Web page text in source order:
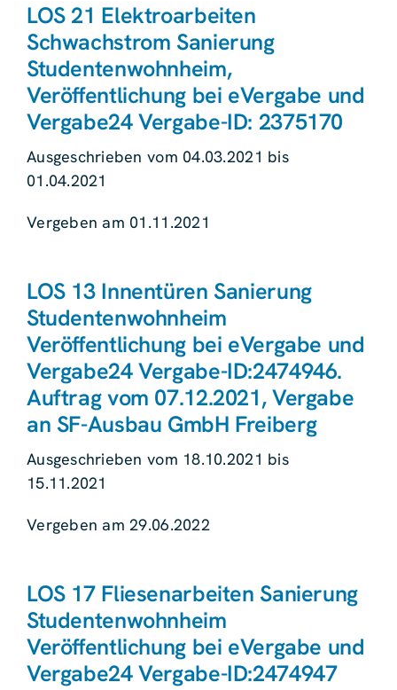
LOS 21 Elektroarbeiten
Schwachstrom Sanierung
Studentenwohnheim,
Veröffentlichung bei eVergabe und
Vergabe24 Vergabe-ID: 2375170
Ausgeschrieben vom 04.03.2021 bis
01.04.2021
Vergeben am 01.11.2021
LOS 13 Innentüren Sanierung
Studentenwohnheim
Veröffentlichung bei eVergabe und
Vergabe24 Vergabe-ID:2474946.
Auftrag vom 07.12.2021, Vergabe
an SF-Ausbau GmbH Freiberg
Ausgeschrieben vom 18.10.2021 bis
15.11.2021
Vergeben am 29.06.2022
LOS 17 Fliesenarbeiten Sanierung
Studentenwohnheim
Veröffentlichung bei eVergabe und
Vergabe24 Vergabe-ID:2474947